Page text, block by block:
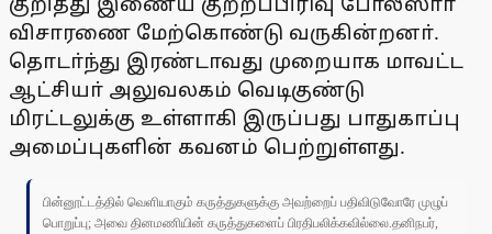
விசாரணை மேற்கொண்டு வருகின்றனா்.
தொடா்ந்து இரண்டாவது முறையாக மாவட்ட
ஆட்சியா் அலுவலகம் வெடிகுண்டு
மிரட்டலுக்கு உள்ளாகி இருப்பது பாதுகாப்பு
அமைப்புகளின் கவனம் பெற்றுள்ளது.
பின்னூட்டத்தில் வெளியாகும் கருத்துகளுக்கு அவற்றைப் பதிவிடுவோரே முழுப்
பொறுப்பு; அவை தினமணியின் கருத்துகளைப் பிரதிபலிக்கவில்லை.தனிநபர்,